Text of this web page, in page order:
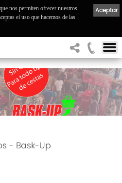
- Bask-Up
Aceptar
nos permiten ofrecer nuestros
el uso que hacemos de las